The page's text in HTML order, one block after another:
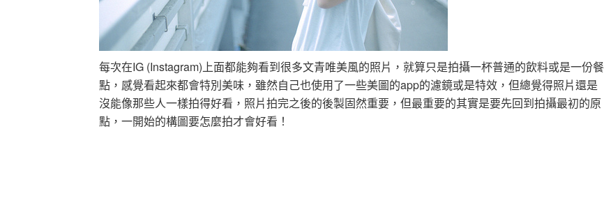
每次在IG (Instagram)上面都能夠看到很多文青唯美風的照片，就算只是拍攝一杯普通的飲料或是一份餐
點，感覺看起來都會特別美味，雖然自己也使用了一些美圖的app的濾鏡或是特效，但總覺得照片還是
沒能像那些人一樣拍得好看，照片拍完之後的後製固然重要，但最重要的其實是要先回到拍攝最初的原
點，一開始的構圖要怎麼拍才會好看！